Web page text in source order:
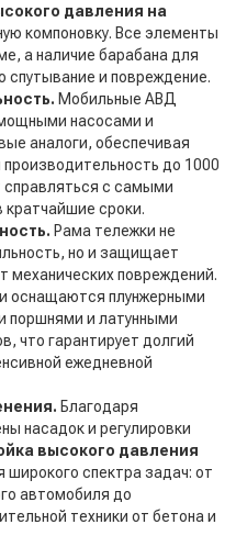
давления на
компоновку. Все элементы
а наличие барабана для
и повреждение.
Мобильные АВД
насосами и
аналоги, обеспечивая
до 1000
справляться с самыми
кратчайшие сроки.
Рама тележки не
но и защищает
механических повреждений.
оснащаются плунжерными
поршнями и латунными
что гарантирует долгий
ежедневной
Благодаря
насадок и регулировки
высокого давления
спектра задач: от
автомобиля до
техники от бетона и